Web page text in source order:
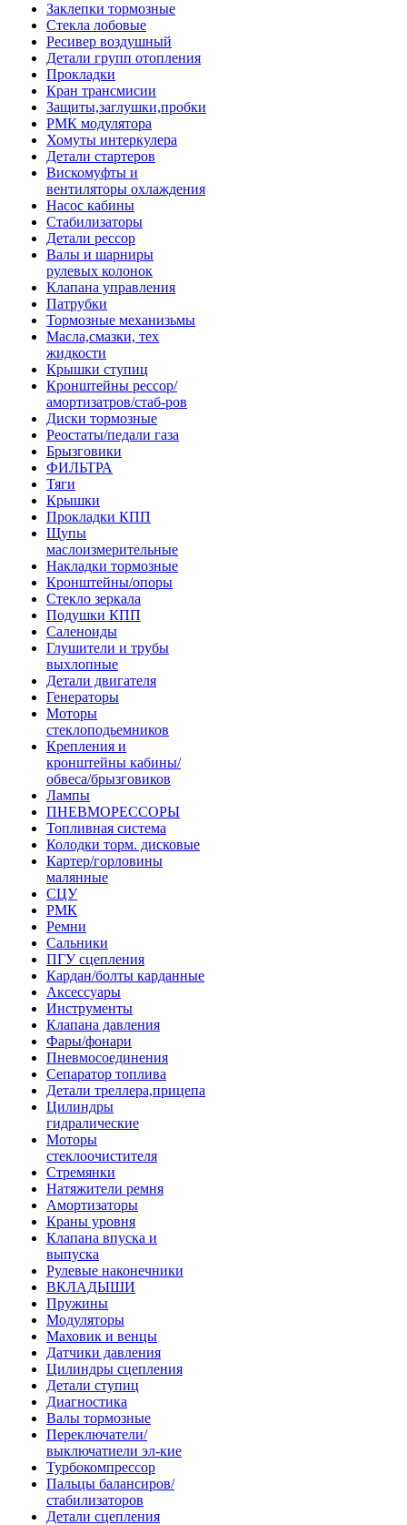
Заклепки тормозные
Стекла лобовые
Ресивер воздушный
Детали групп отопления
Прокладки
Кран трансмисии
Защиты,заглушки,пробки
РМК модулятора
Хомуты интеркулера
Детали стартеров
Вискомуфты и
вентиляторы охлаждения
Насос кабины
Стабилизаторы
Детали рессор
Валы и шарниры
рулевых колонок
Клапана управления
Патрубки
Тормозные механизьмы
Масла,смазки, тех
жидкости
Крышки ступиц
Кронштейны рессор/
амортизатров/стаб-ров
Диски тормозные
Реостаты/педали газа
Брызговики
ФИЛЬТРА
Тяги
Крышки
Прокладки КПП
Щупы
маслоизмерительные
Накладки тормозные
Кронштейны/опоры
Стекло зеркала
Подушки КПП
Саленоиды
Глушители и трубы
выхлопные
Детали двигателя
Генераторы
Моторы
стеклоподьемников
Крепления и
кронштейны кабины/
обвеса/брызговиков
Лампы
ПНЕВМОРЕССОРЫ
Топливная система
Колодки торм. дисковые
Картер/горловины
малянные
СЦУ
РМК
Ремни
Сальники
ПГУ сцепления
Кардан/болты карданные
Аксессуары
Инструменты
Клапана давления
Фары/фонари
Пневмосоединения
Сепаратор топлива
Детали треллера,прицепа
Цилиндры
гидралические
Моторы
стеклоочистителя
Стремянки
Натяжители ремня
Амортизаторы
Краны уровня
Клапана впуска и
выпуска
Рулевые наконечники
ВКЛАДЫШИ
Пружины
Модуляторы
Маховик и венцы
Датчики давления
Цилиндры сцепления
Детали ступиц
Диагностика
Валы тормозные
Переключатели/
выключатиели эл-кие
Турбокомпрессор
Пальцы балансиров/
стабилизаторов
Детали сцепления